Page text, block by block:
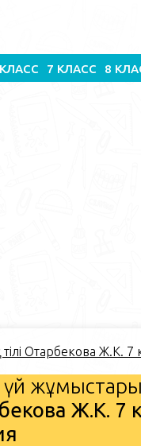
7 КЛАСС 8
тілі Отарбекова Ж.К. 7
Ж.К. 7